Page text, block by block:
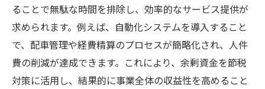
ることで無駄な時間を排除し、効率的なサービス提供が
求められます。例えば、自動化システムを導入すること
で、配車管理や経費精算のプロセスが簡略化され、人件
費の削減が達成できます。これにより、余剰資金を節税
対策に活用し、結果的に事業全体の収益性を高めること